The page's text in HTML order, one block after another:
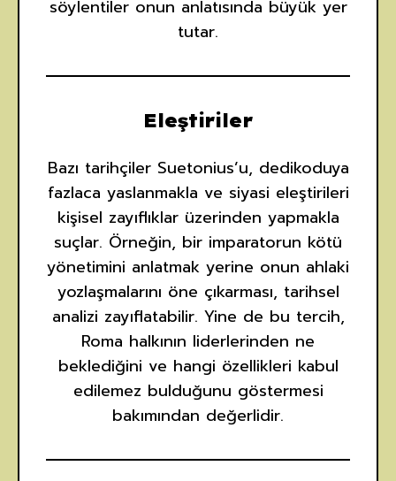
söylentiler onun anlatısında büyük yer
tutar.
Eleştiriler
Bazı tarihçiler Suetonius’u, dedikoduya
fazlaca yaslanmakla ve siyasi eleştirileri
kişisel zayıflıklar üzerinden yapmakla
suçlar. Örneğin, bir imparatorun kötü
yönetimini anlatmak yerine onun ahlaki
yozlaşmalarını öne çıkarması, tarihsel
analizi zayıflatabilir. Yine de bu tercih,
Roma halkının liderlerinden ne
beklediğini ve hangi özellikleri kabul
edilemez bulduğunu göstermesi
bakımından değerlidir.